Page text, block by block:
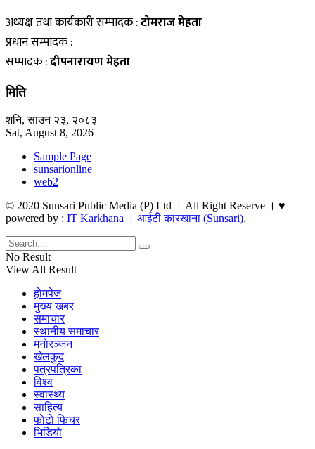
अध्यक्ष तथा कार्यकारी सम्पादक :टाेमराज मेहता
प्रधान सम्पादक :
सम्पादक :दीपनारायण मेहता
मिति
शनि, साउन २३, २०८३
Sat, August 8, 2026
Sample Page
sunsarionline
web2
© 2020 Sunsari Public Media (P) Ltd । All Right Reserve । ♥
powered by : IT Karkhana । आईटी कारखाना (Sunsari).
No Result
View All Result
हाेमपेज
मुख्य खबर
समाचार
स्थानीय समाचार
मनाेरञ्जन
खेलकुद
पत्रपत्रिका
विश्व
स्वास्थ्य
साहित्य
फाेटाे फिचर
भिडियाे